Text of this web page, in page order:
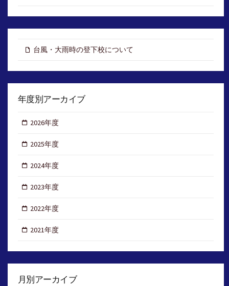
台風・大雨時の登下校について
年度別アーカイブ
2026年度
2025年度
2024年度
2023年度
2022年度
2021年度
月別アーカイブ